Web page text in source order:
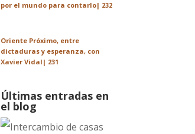
por el mundo para contarlo| 232
Oriente Próximo, entre
dictaduras y esperanza, con
Xavier Vidal| 231
Últimas entradas en
el blog